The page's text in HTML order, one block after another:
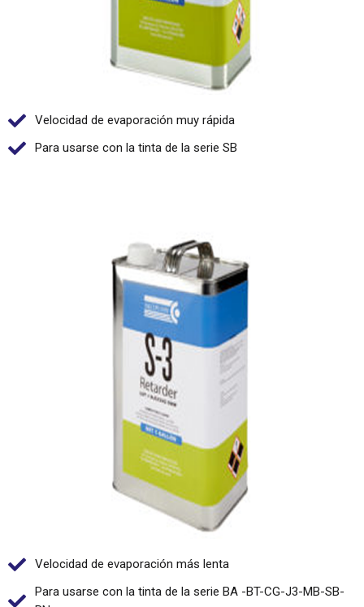
Velocidad de evaporación muy rápida
Para usarse con la tinta de la serie SB
Velocidad de evaporación más lenta
Para usarse con la tinta de la serie BA -BT-CG-J3-MB-SB-